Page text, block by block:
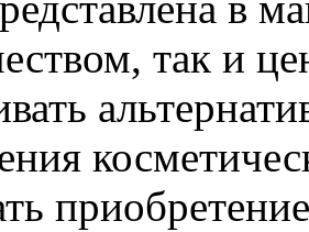
так и